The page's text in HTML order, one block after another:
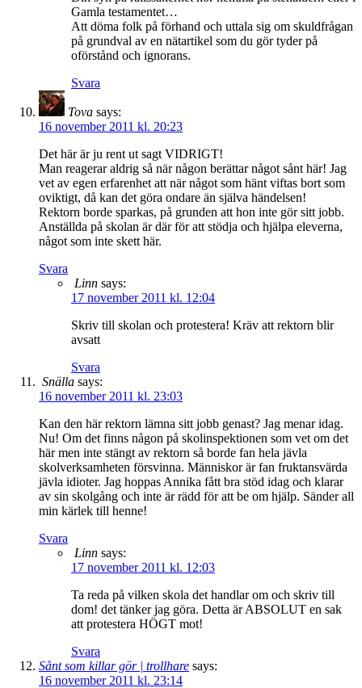
Gamla testamentet…
Att döma folk på förhand och uttala sig om skuldfrågan
på grundval av en nätartikel som du gör tyder på
oförstånd och ignorans.
Svara
Tova says:
16 november 2011 kl. 20:23
Det här är ju rent ut sagt VIDRIGT!
Man reagerar aldrig så när någon berättar något sånt här! Jag
vet av egen erfarenhet att när något som hänt viftas bort som
oviktigt, då kan det göra ondare än själva händelsen!
Rektorn borde sparkas, på grunden att hon inte gör sitt jobb.
Anställda på skolan är där för att stödja och hjälpa eleverna,
något som inte skett här.
Svara
Linn says:
17 november 2011 kl. 12:04
Skriv till skolan och protestera! Kräv att rektorn blir
avsatt
Svara
Snälla says:
16 november 2011 kl. 23:03
Kan den här rektorn lämna sitt jobb genast? Jag menar idag.
Nu! Om det finns någon på skolinspektionen som vet om det
här men inte stängt av rektorn så borde fan hela jävla
skolverksamheten försvinna. Människor är fan fruktansvärda
jävla idioter. Jag hoppas Annika fått bra stöd idag och klarar
av sin skolgång och inte är rädd för att be om hjälp. Sänder all
min kärlek till henne!
Svara
Linn says:
17 november 2011 kl. 12:03
Ta reda på vilken skola det handlar om och skriv till
dom! det tänker jag göra. Detta är ABSOLUT en sak
att protestera HÖGT mot!
Svara
Sånt som killar gör | trollhare says:
16 november 2011 kl. 23:14